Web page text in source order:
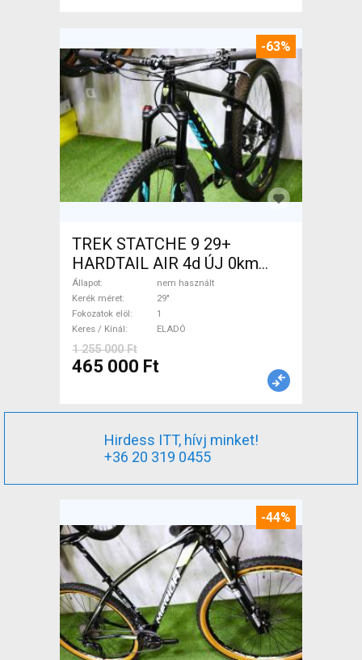
-63%
TREK STATCHE 9 29+
HARDTAIL AIR 4d ÚJ 0km
M/L Mountain Bike 29" elöl
teleszkópos nem használt
ELADÓ
Állapot
nem használt
Kerék méret
29"
Fokozatok elöl
1
Keres / Kínál
ELADÓ
1 255 000 Ft
465 000 Ft
Hirdess ITT, hívj minket!
+36 20 319 0455
-44%